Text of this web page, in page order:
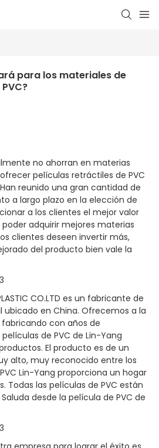
para los materiales de
no ahorran en materias
películas retráctiles de PVC
reunido una gran cantidad de
a largo plazo en la elección de
a los clientes el mejor valor
adquirir mejores materias
clientes deseen invertir más,
del producto bien vale la
CO.LTD es un fabricante de
en China. Ofrecemos a la
con años de
de PVC de Lin-Yang
El producto es de un
alto, muy reconocido entre los
Lin-Yang proporciona un hogar
Todas las películas de PVC están
Saluda desde la película de PVC de